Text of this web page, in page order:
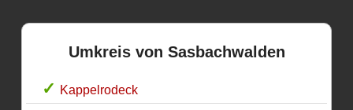
Umkreis von Sasbachwalden
Kappelrodeck